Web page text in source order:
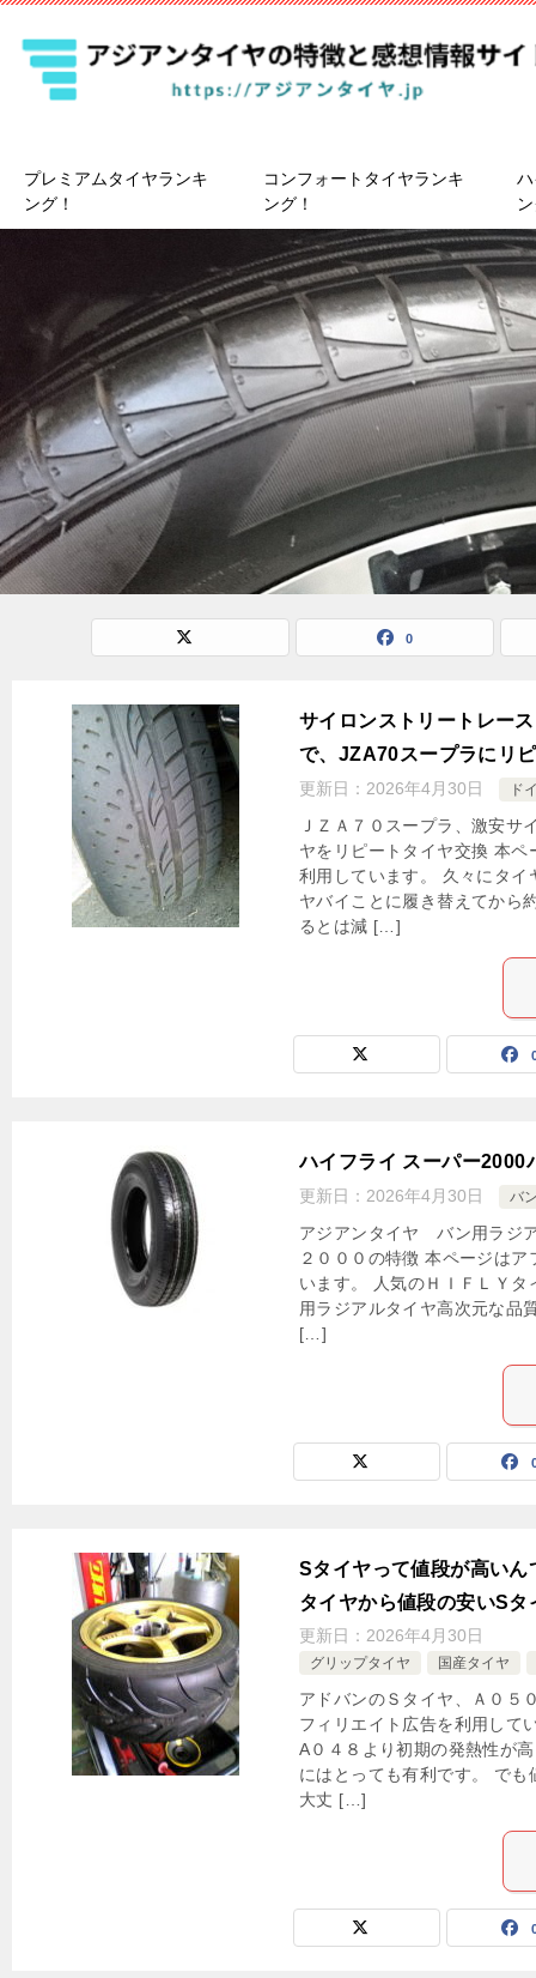
プレミアムタイヤランキ
ング！
コンフォートタイヤランキ
ング！
0
サイロンストリートレー
で、JZA70スープラにリ
更新日： 2026年4月30日 ド
ＪＺＡ７０スープラ、激安サ
ヤをリピートタイヤ交換 本
利用しています。 久々にタ
ヤバイことに履き替えてから
るとは減 […]
ハイフライ スーパー2000
更新日： 2026年4月30日 バ
アジアンタイヤ バン用ラジ
２０００の特徴 本ページは
います。 人気のＨＩＦＬＹ
用ラジアルタイヤ高次元な品
[…]
Sタイヤって値段が高い
タイヤから値段の安いSタ
更新日： 2026年4月30日
グリップタイヤ 国産タイヤ
アドバンのＳタイヤ、Ａ０５
フィリエイト広告を利用して
A０４８より初期の発熱性が
にはとっても有利です。 で
大丈 […]